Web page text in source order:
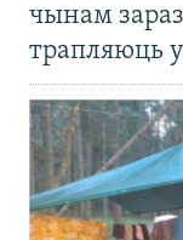
чынам
трапляюць